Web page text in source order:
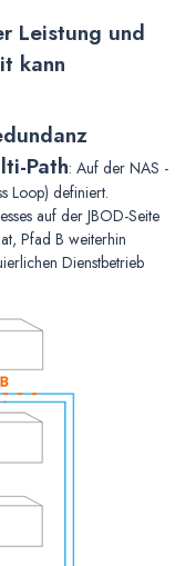
Leistung und
kann
Path: Auf der NAS -
Loop) definiert.
auf der JBOD-Seite
Pfad B weiterhin
Dienstbetrieb